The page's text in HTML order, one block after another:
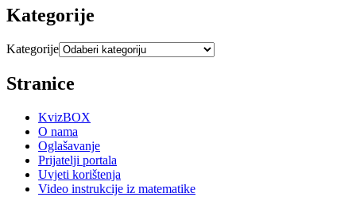
Kategorije
Kategorije
Stranice
KvizBOX
O nama
Oglašavanje
Prijatelji portala
Uvjeti korištenja
Video instrukcije iz matematike